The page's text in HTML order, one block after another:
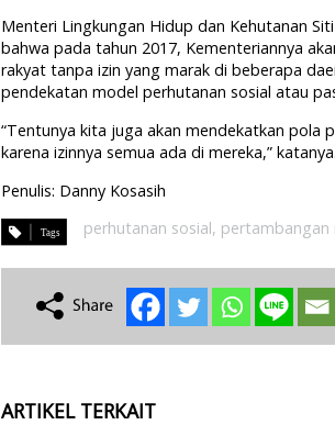
Menteri Lingkungan Hidup dan Kehutanan
bahwa pada tahun 2017, Kementeriannya
rakyat tanpa izin yang marak di beberapa
pendekatan model perhutanan sosial atau
“Tentunya kita juga akan mendekatkan pola
karena izinnya semua ada di mereka,” katanya.
Penulis: Danny Kosasih
perhutanan sosial, pertambangan
ARTIKEL TERKAIT